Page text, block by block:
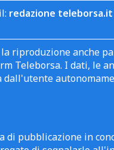
redazione teleborsa.it
riproduzione anche
Teleborsa. I dati, le
dall'utente
pubblicazione in